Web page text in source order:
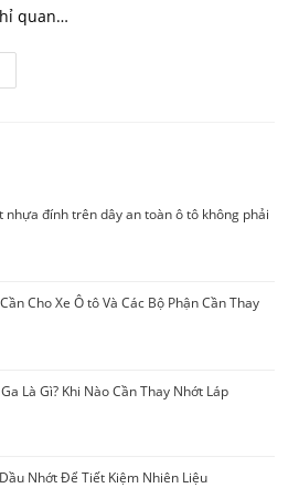
quan…
nhựa đính trên dây an toàn ô tô không phải
Cho Xe Ô tô Và Các Bộ Phận Cần Thay
Là Gì? Khi Nào Cần Thay Nhớt Láp
Nhớt Để Tiết Kiệm Nhiên Liệu